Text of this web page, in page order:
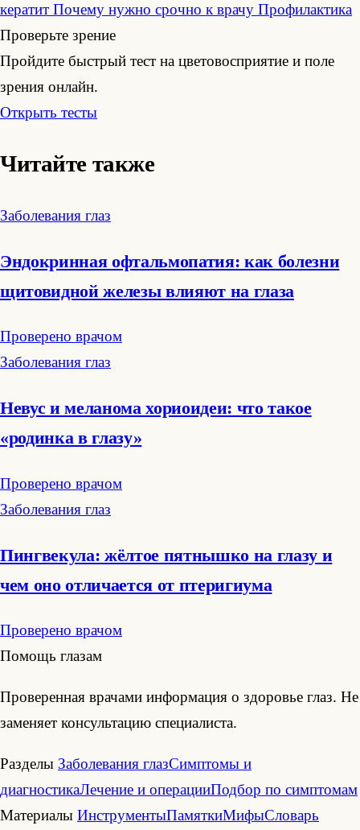
кератит Почему нужно срочно к врачу Профилактика
Проверьте зрение
Пройдите быстрый тест на цветовосприятие и поле
зрения онлайн.
Открыть тесты
Читайте также
Заболевания глаз
Эндокринная офтальмопатия: как болезни
щитовидной железы влияют на глаза
Проверено врачом
Заболевания глаз
Невус и меланома хориоидеи: что такое
«родинка в глазу»
Проверено врачом
Заболевания глаз
Пингвекула: жёлтое пятнышко на глазу и
чем оно отличается от птеригиума
Проверено врачом
Помощь глазам
Проверенная врачами информация о здоровье глаз. Не
заменяет консультацию специалиста.
Разделы Заболевания глазСимптомы и
диагностикаЛечение и операцииПодбор по симптомам
Материалы ИнструментыПамяткиМифыСловарь